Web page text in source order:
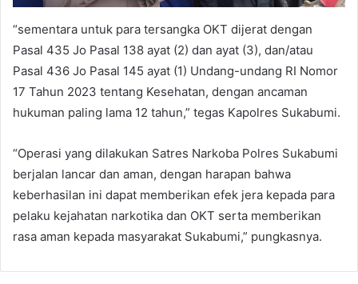
“sementara untuk para tersangka OKT dijerat dengan
Pasal 435 Jo Pasal 138 ayat (2) dan ayat (3), dan/atau
Pasal 436 Jo Pasal 145 ayat (1) Undang-undang RI Nomor
17 Tahun 2023 tentang Kesehatan, dengan ancaman
hukuman paling lama 12 tahun,” tegas Kapolres Sukabumi.
“Operasi yang dilakukan Satres Narkoba Polres Sukabumi
berjalan lancar dan aman, dengan harapan bahwa
keberhasilan ini dapat memberikan efek jera kepada para
pelaku kejahatan narkotika dan OKT serta memberikan
rasa aman kepada masyarakat Sukabumi,” pungkasnya.